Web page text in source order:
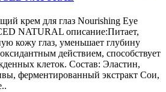
крем для глаз Nourishing Eye
NATURAL описание:Питает,
кожу глаз, уменьшает глубину
действием, способствует
клеток. Состав: Эластин,
ферментированный экстракт Сои,